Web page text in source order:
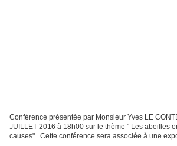
Conférence présentée par Monsieur Yves LE
JUILLET 2016 à 18h00 sur le thème " Les abeilles
causes" . Cette conférence sera associée à une